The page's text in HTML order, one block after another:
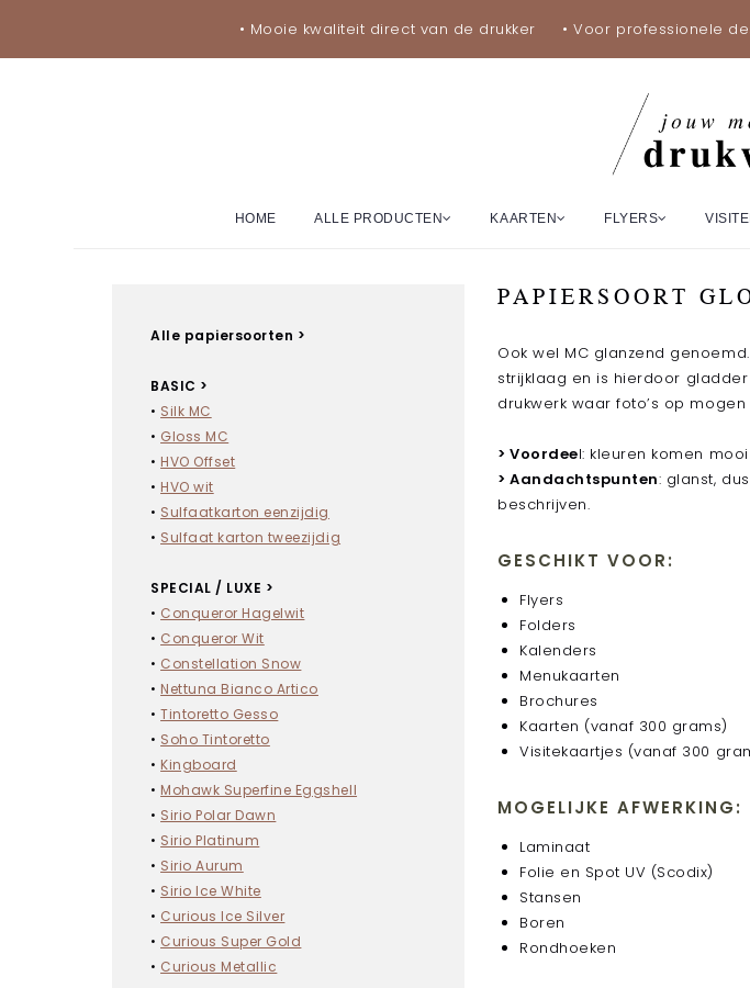
• Mooie kwaliteit direct van de drukker • Voor professionele
HOME ALLE PRODUCTEN KAARTEN FLYERS
Alle papiersoorten >
BASIC >
• Silk MC
• Gloss MC
• HVO Offset
• HVO wit
• Sulfaatkarton eenzijdig
• Sulfaat karton tweezijdig
SPECIAL / LUXE >
• Conqueror Hagelwit
• Conqueror Wit
• Constellation Snow
• Nettuna Bianco Artico
•Tintoretto Gesso
• Soho Tintoretto
• Kingboard
• Mohawk Superfine Eggshell
• Sirio Polar Dawn
• Sirio Platinum
• Sirio Aurum
• Sirio Ice White
• Curious Ice Silver
• Curious Super Gold
• Curious Metallic
PAPIERSOORT
Ook wel MC glanzend
strijklaag en is hierdoor
drukwerk waar foto’s op
> Voordeel: kleuren komen
> Aandachtspunten: glanst,
beschrijven.
GESCHIKT VOOR:
Flyers
Folders
Kalenders
Menukaarten
Brochures
Kaarten (vanaf 300 grams)
Visitekaartjes (vanaf 300
MOGELIJKE AFWERKING:
Laminaat
Folie en Spot UV (Scodix)
Stansen
Boren
Rondhoeken